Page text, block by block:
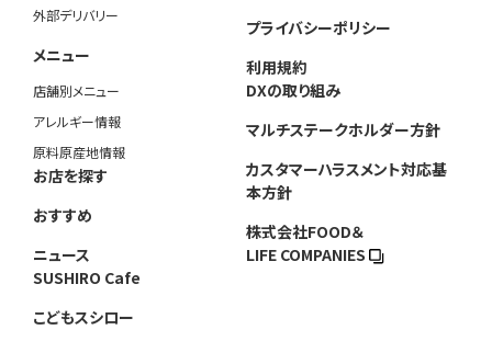
外部デリバリー
メニュー
店舗別メニュー
アレルギー情報
原料原産地情報
お店を探す
おすすめ
ニュース
SUSHIRO Cafe
こどもスシロー
プライバシーポリシー
利用規約
DXの取り組み
マルチステークホルダー方針
カスタマーハラスメント対応基
本方針
株式会社FOOD＆
LIFE COMPANIES